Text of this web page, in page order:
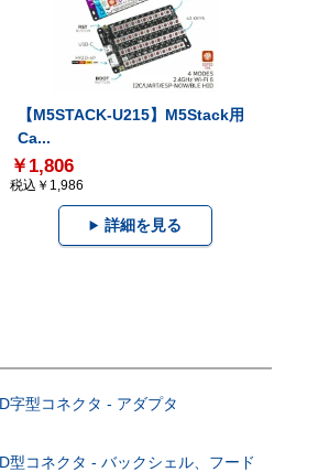
【M5STACK-U215】M5Stack用
Ca...
￥1,806
税込￥1,986
詳細を見る
字型コネクタ - アダプタ
型コネクタ - バックシェル、フード